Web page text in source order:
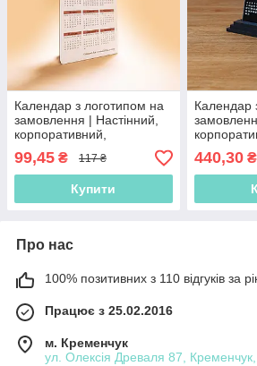
Календар з логотипом на
замовлення | Настінний,
корпоративний,
брендований календар з
вашим логотипом
99,45 ₴ 117 ₴
Купити
Календар
вашим
440,30₴
Про нас
100% позитивних з 110 відгуків за
Працює з 25.02.2016
м. Кременчук
ул. Олексія Древаля 87, Кременчук,